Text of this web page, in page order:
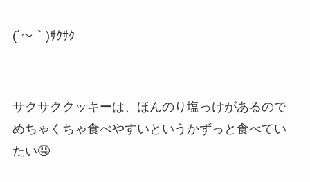
(´～｀)ｻｸｻｸ
サクサククッキーは、ほんのり塩っけがあるので
めちゃくちゃ食べやすいというかずっと食べてい
たい🤤